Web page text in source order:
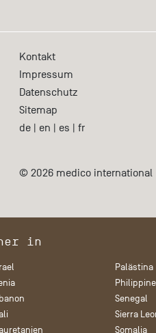
Kontakt
Impressum
Datenschutz
Sitemap
de | en | es | fr
© 2026 medico international
in
Palästina
Senegal
Sierra
Somalia